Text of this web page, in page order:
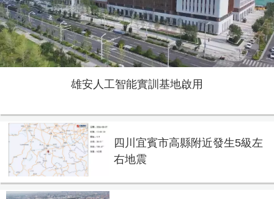
雄安人工智能實訓基地啟用
四川宜賓市高縣附近發生5級左
右地震